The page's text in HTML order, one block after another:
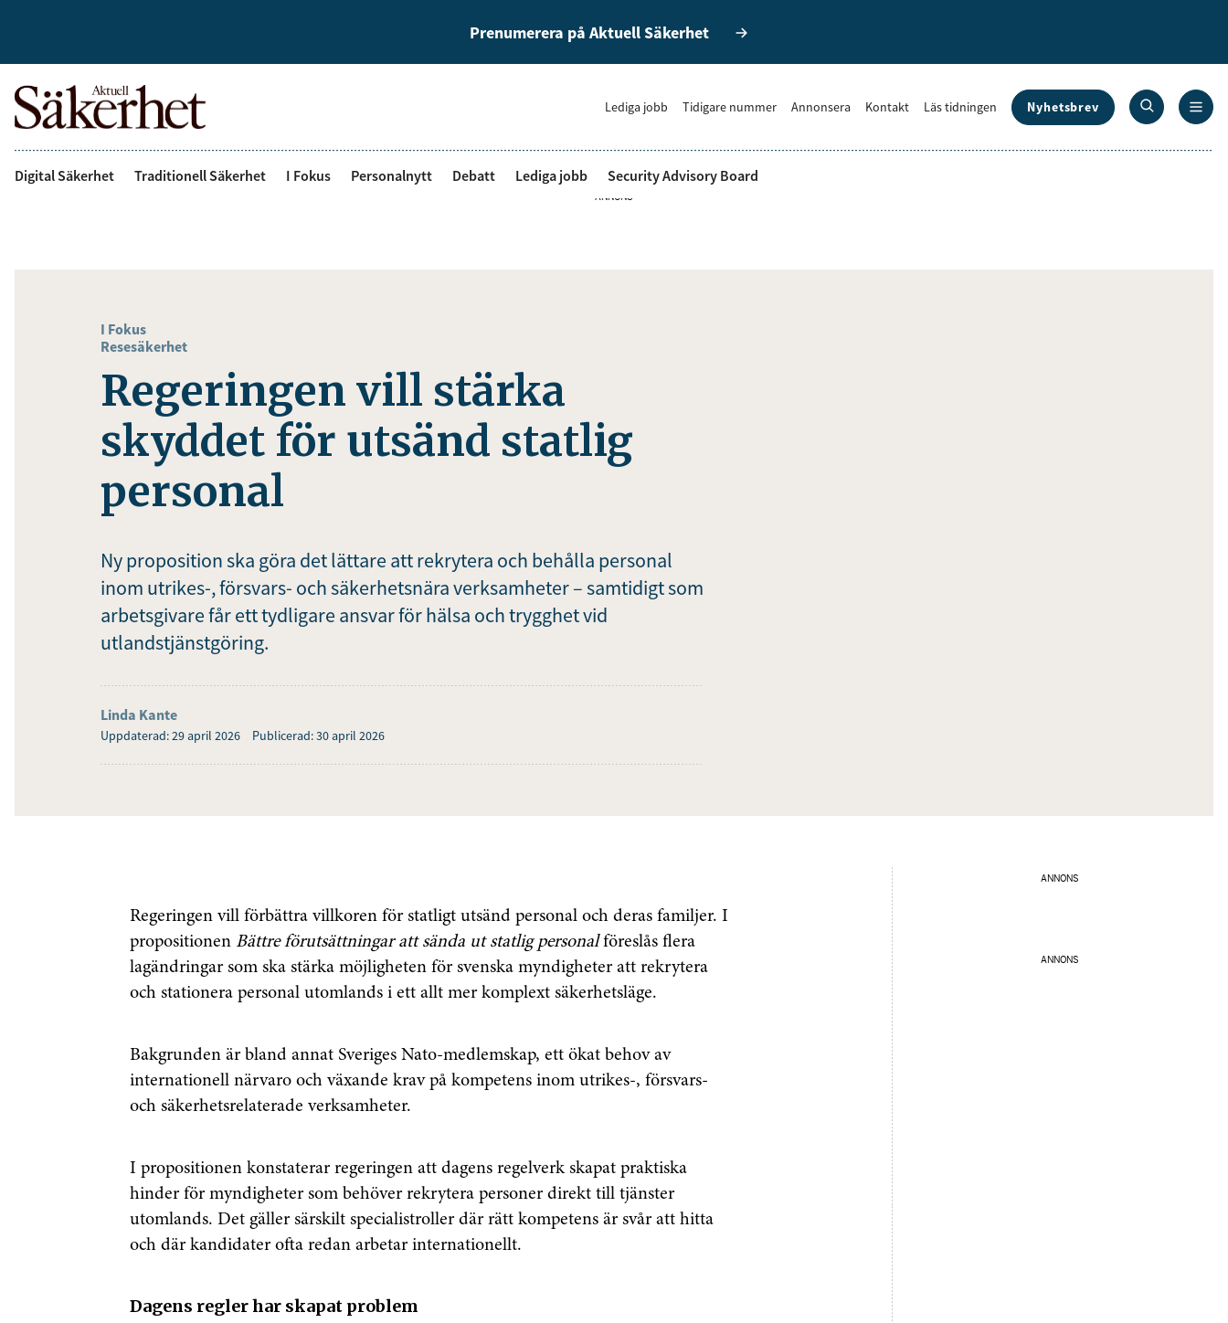
Prenumerera på Aktuell Säkerhet
Lediga jobb Tidigare nummer Annonsera Kontakt Läs tidningen Nyhetsbrev
Digital Säkerhet Traditionell Säkerhet I Fokus Personalnytt Debatt Lediga jobb Security Advisory Board
ANNONS
I Fokus
Resesäkerhet
Regeringen vill stärka
skyddet för utsänd statlig
personal
Ny proposition ska göra det lättare att rekrytera och behålla personal
inom utrikes-, försvars- och säkerhetsnära verksamheter – samtidigt som
arbetsgivare får ett tydligare ansvar för hälsa och trygghet vid
utlandstjänstgöring.
Linda Kante
Uppdaterad: 29 april 2026 Publicerad: 30 april 2026
Regeringen vill förbättra villkoren för statligt utsänd personal och deras familjer. I
propositionen Bättre förutsättningar att sända ut statlig personalföreslås flera
lagändringar som ska stärka möjligheten för svenska myndigheter att rekrytera
och stationera personal utomlands i ett allt mer komplext säkerhetsläge.
Bakgrunden är bland annat Sveriges Nato-medlemskap, ett ökat behov av
internationell närvaro och växande krav på kompetens inom utrikes-, försvars-
och säkerhetsrelaterade verksamheter.
I propositionen konstaterar regeringen att dagens regelverk skapat praktiska
hinder för myndigheter som behöver rekrytera personer direkt till tjänster
utomlands. Det gäller särskilt specialistroller där rätt kompetens är svår att hitta
och där kandidater ofta redan arbetar internationellt.
Dagens regler har skapat problem
ANNONS
ANNONS